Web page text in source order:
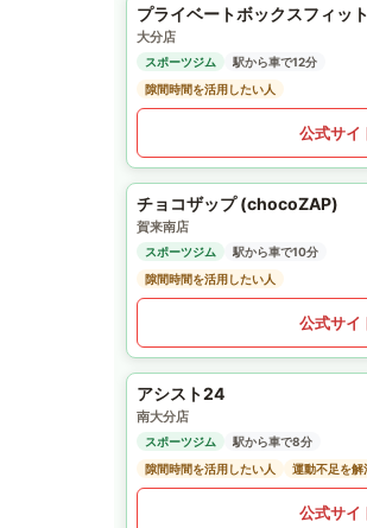
プライベートボックスフィッ
大分店
スポーツジム
駅から車で12分
隙間時間を活用したい人
公式サイ
チョコザップ (chocoZAP)
賀来南店
スポーツジム
駅から車で10分
隙間時間を活用したい人
公式サイ
アシスト24
南大分店
スポーツジム
駅から車で8分
隙間時間を活用したい人
運動不足を解
公式サイ